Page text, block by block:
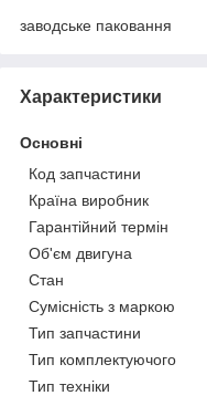
заводське паковання
Характеристики
Основні
Код запчастини
Країна виробник
Гарантійний термін
Об'єм двигуна
Стан
Сумісність з маркою
Тип запчастини
Тип комплектуючого
Тип техніки